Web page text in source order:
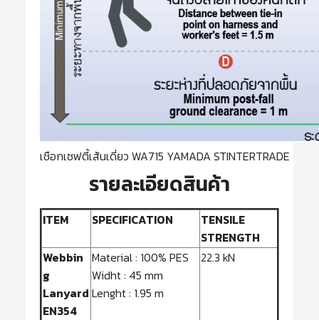
เชือกเซฟตี้เส้นเดี่ยว WA715 YAMADA STINTERTRADE
รายละเอียดสินค้า
ITEM SPECIFICATION
TENSILE
STRENGTH
Webbin
g
Lanyard
EN354
Material : 100% PES
Widht : 45 mm
Lenght : 1.95 m
22.3 kN